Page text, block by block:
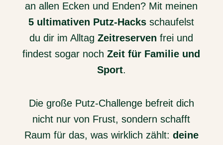
an allen Ecken und Enden? Mit meinen
5 ultimativen Putz-Hacks schaufelst
du dir im AlltagZeitreserven frei und
findest sogar nochZeit für Familie und
Sport.
Die große Putz-Challenge befreit dich
nicht nur von Frust, sondern schafft
Raum für das, was wirklich zählt: deine